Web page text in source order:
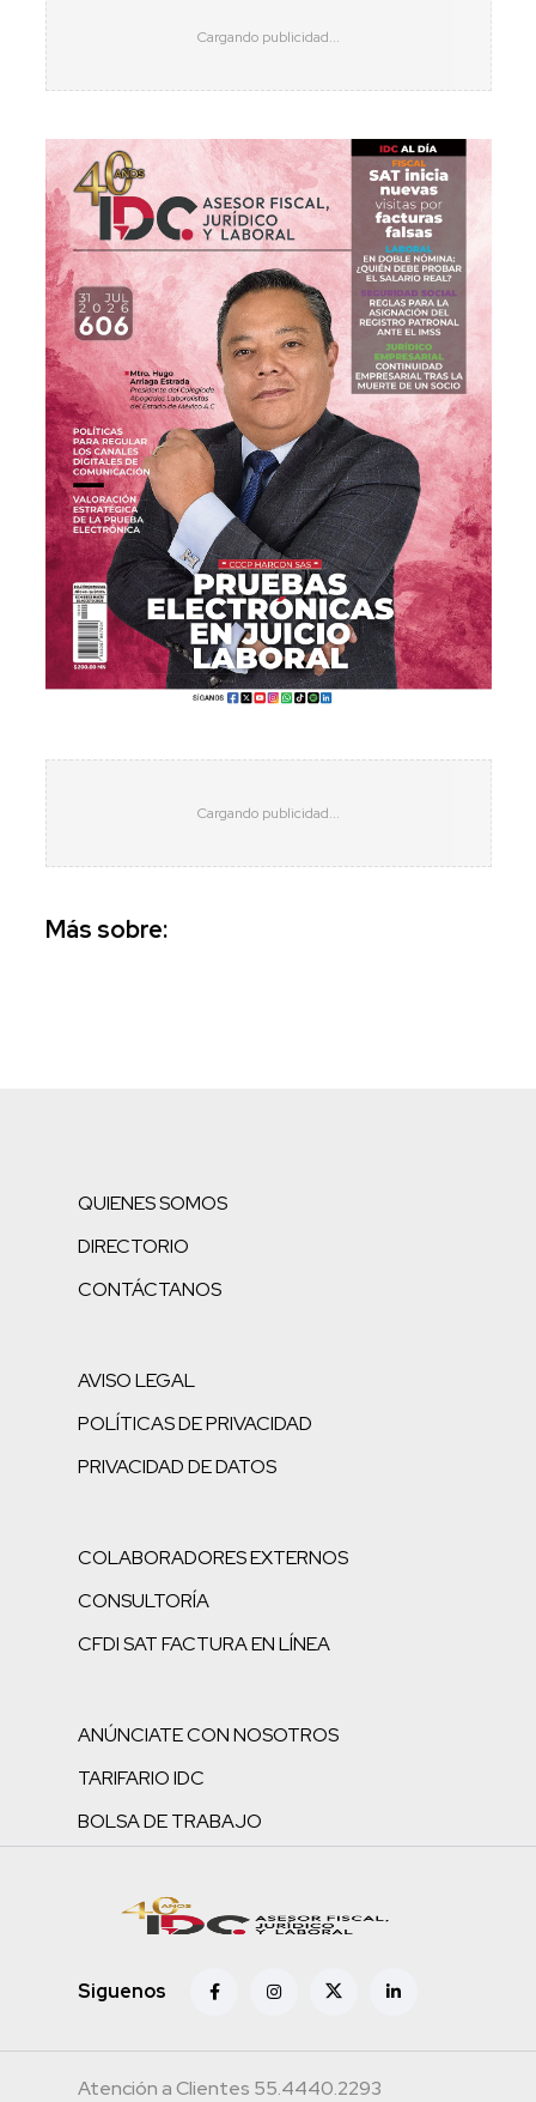
Más sobre:
QUIENES SOMOS
DIRECTORIO
CONTÁCTANOS
AVISO LEGAL
POLÍTICAS DE PRIVACIDAD
PRIVACIDAD DE DATOS
COLABORADORES EXTERNOS
CONSULTORÍA
CFDI SAT FACTURA EN LÍNEA
ANÚNCIATE CON NOSOTROS
TARIFARIO IDC
BOLSA DE TRABAJO
Siguenos
Atención a Clientes 55.4440.2293